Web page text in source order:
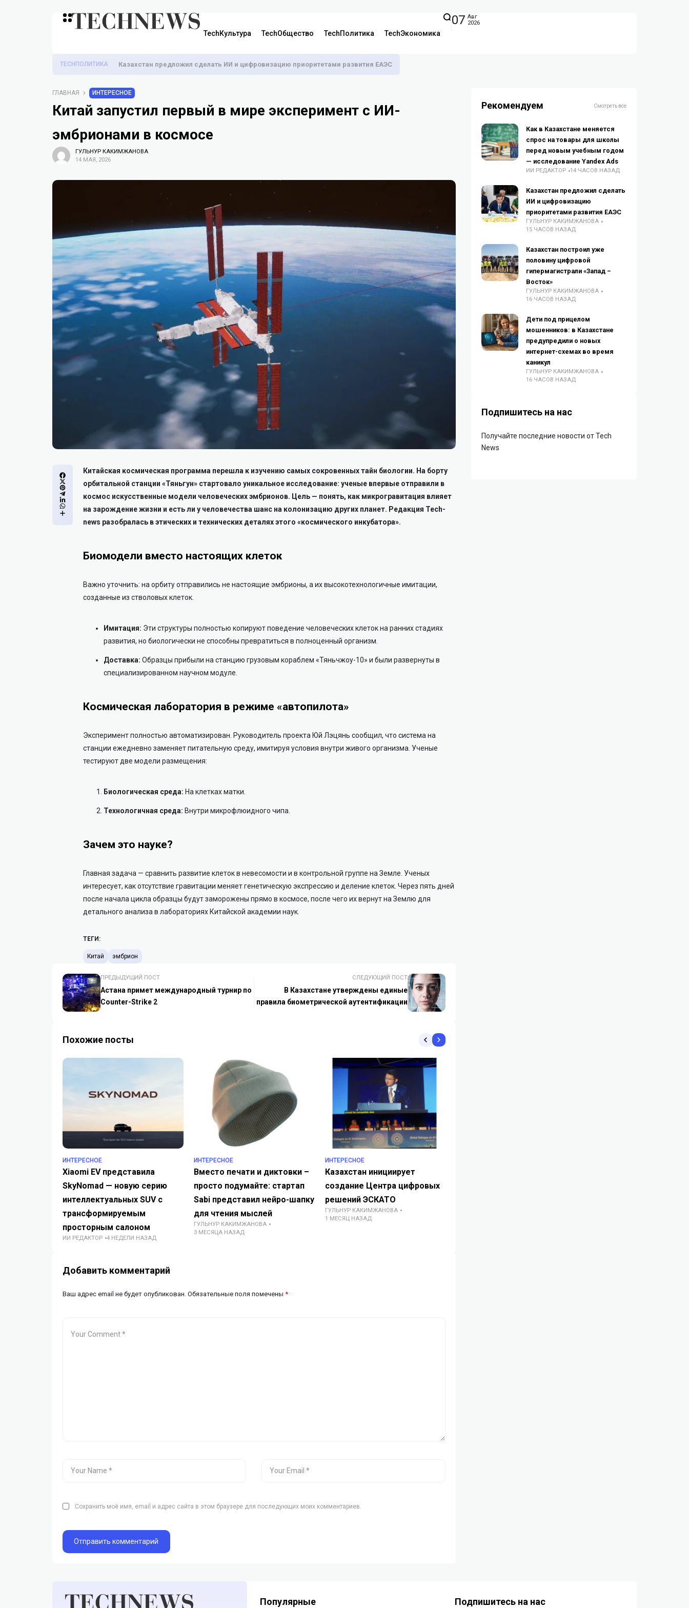
TechКультура TechОбщество TechПолитика TechЭкономика
07 Авг
2026
TECHПОЛИТИКА Казахстан предложил сделать ИИ и цифровизацию приоритетами развития ЕАЭС
ГЛАВНАЯ ИНТЕРЕСНОЕ
Китай запустил первый в мире эксперимент с ИИ-
эмбрионами в космосе
ГУЛЬНУР КАКИМЖАНОВА
14 МАЯ, 2026
Китайская космическая программа перешла к изучению самых сокровенных тайн биологии. На борту
орбитальной станции «Тяньгун» стартовало уникальное исследование: ученые впервые отправили в
космос искусственные модели человеческих эмбрионов. Цель — понять, как микрогравитация влияет
на зарождение жизни и есть ли у человечества шанс на колонизацию других планет. Редакция Tech-
news разобралась в этических и технических деталях этого «космического инкубатора».
Биомодели вместо настоящих клеток
Важно уточнить: на орбиту отправились не настоящие эмбрионы, а их высокотехнологичные имитации,
созданные из стволовых клеток.
Имитация: Эти структуры полностью копируют поведение человеческих клеток на ранних стадиях
развития, но биологически не способны превратиться в полноценный организм.
Доставка: Образцы прибыли на станцию грузовым кораблем «Тяньчжоу-10» и были развернуты в
специализированном научном модуле.
Космическая лаборатория в режиме «автопилота»
Эксперимент полностью автоматизирован. Руководитель проекта Юй Лэцянь сообщил, что система на
станции ежедневно заменяет питательную среду, имитируя условия внутри живого организма. Ученые
тестируют две модели размещения:
Биологическая среда: На клетках матки.
Технологичная среда: Внутри микрофлюидного чипа.
Зачем это науке?
Главная задача — сравнить развитие клеток в невесомости и в контрольной группе на Земле. Ученых
интересует, как отсутствие гравитации меняет генетическую экспрессию и деление клеток. Через пять дней
после начала цикла образцы будут заморожены прямо в космосе, после чего их вернут на Землю для
детального анализа в лабораториях Китайской академии наук.
ТЕГИ:
Китай эмбрион
ПРЕДЫДУЩИЙ ПОСТ
Астана примет международный турнир по
Counter-Strike 2
СЛЕДУЮЩИЙ ПОСТ
В Казахстане утверждены единые
правила биометрической аутентификации
Похожие посты
ИНТЕРЕСНОЕ
Xiaomi EV представила
SkyNomad — новую серию
интеллектуальных SUV с
трансформируемым
просторным салоном
ИИ РЕДАКТОР 4 НЕДЕЛИ НАЗАД
ИНТЕРЕСНОЕ
Вместо печати и диктовки –
просто подумайте: стартап
Sabi представил нейро-шапку
для чтения мыслей
ГУЛЬНУР КАКИМЖАНОВА
3 МЕСЯЦА НАЗАД
ИНТЕРЕСНОЕ
Казахстан инициирует
создание Центра цифровых
решений ЭСКАТО
ГУЛЬНУР КАКИМЖАНОВА
1 МЕСЯЦ НАЗАД
Добавить комментарий
Ваш адрес email не будет опубликован. Обязательные поля помечены *
Сохранить моё имя, email и адрес сайта в этом браузере для последующих моих комментариев.
Рекомендуем Смотреть все
Как в Казахстане меняется
спрос на товары для школы
перед новым учебным годом
— исследование Yandex Ads
ИИ РЕДАКТОР 14 ЧАСОВ НАЗАД
Казахстан предложил сделать
ИИ и цифровизацию
приоритетами развития ЕАЭС
ГУЛЬНУР КАКИМЖАНОВА
15 ЧАСОВ НАЗАД
Казахстан построил уже
половину цифровой
гипермагистрали «Запад –
Восток»
ГУЛЬНУР КАКИМЖАНОВА
16 ЧАСОВ НАЗАД
Дети под прицелом
мошенников: в Казахстане
предупредили о новых
интернет-схемах во время
каникул
ГУЛЬНУР КАКИМЖАНОВА
16 ЧАСОВ НАЗАД
Подпишитесь на нас
Получайте последние новости от Tech
News
Популярные Подпишитесь на нас